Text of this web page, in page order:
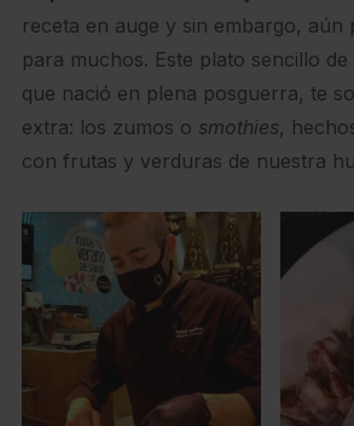
receta en auge y sin embargo, aún
para muchos. Este plato sencillo
que nació en plena posguerra, te
extra: los zumos o smothies,
con frutas y verduras de nuestra